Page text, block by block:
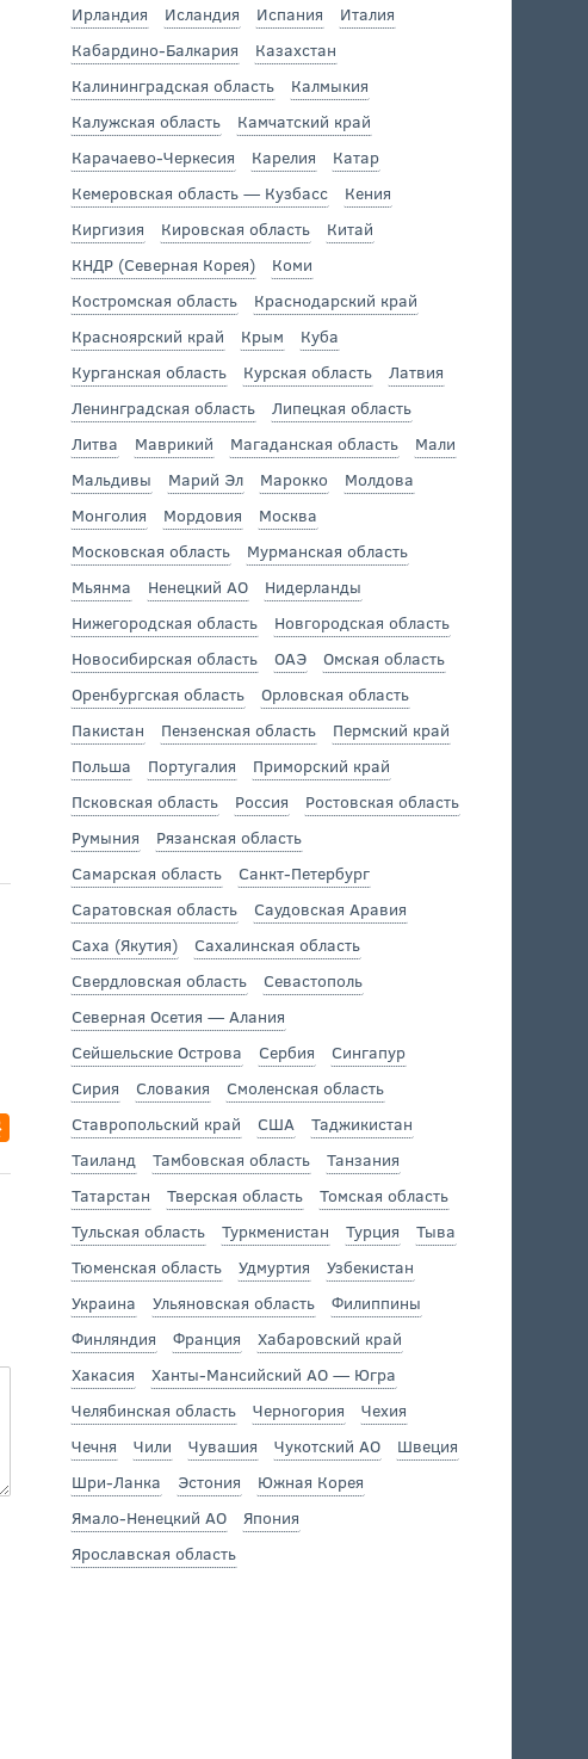
Ирландия
Исландия Испания
Италия
Кабардино-Балкария
Казахстан
Калининградская область
Калмыкия
Калужская область
Камчатский край
Карачаево-Черкесия
Карелия
Катар
Кемеровская область — Кузбасс
Кения
Киргизия
Кировская область
Китай
КНДР (Северная Корея)
Коми
Костромская область
Краснодарский край
Красноярский край
Крым
Куба
Курганская область
Курская область
Латвия
Ленинградская область
Липецкая область
Литва
Маврикий Магаданская область
Мали
Мальдивы
Марий Эл Марокко
Молдова
Монголия
Мордовия
Москва
Московская область
Мурманская область
Мьянма
Ненецкий АО
Нидерланды
Нижегородская область
Новгородская область
Новосибирская область
ОАЭ
Омская область
Оренбургская область
Орловская область
Пакистан
Пензенская область
Пермский край
Польша
Португалия
Приморский край
Псковская область
Россия
Ростовская область
Румыния
Рязанская область
Самарская область
Санкт-Петербург
Саратовская область
Саудовская Аравия
Саха (Якутия)
Сахалинская область
Свердловская область
Севастополь
Северная Осетия — Алания
Сейшельские Острова
Сербия
Сингапур
Сирия
Словакия
Смоленская область
Ставропольский край
США
Таджикистан
Таиланд
Тамбовская область
Танзания
Татарстан
Тверская область
Томская область
Тульская область
Туркменистан Турция
Тыва
Тюменская область
Удмуртия
Узбекистан
Украина
Ульяновская область
Филиппины
Финляндия
Франция
Хабаровский край
Хакасия
Ханты-Мансийский АО — Югра
Челябинская область
Черногория
Чехия
Чечня
Чили Чувашия Чукотский АО
Швеция
Шри-Ланка
Эстония
Южная Корея
Ямало-Ненецкий АО
Япония
Ярославская область